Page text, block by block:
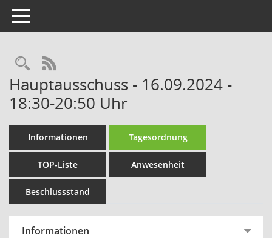
Toggle navigation
Rechercheauswahl
RSS-Feed
Hauptausschuss - 16.09.2024 -
18:30-20:50 Uhr
Informationen Tagesordnung
TOP-Liste Anwesenheit
Beschlussstand
Informationen